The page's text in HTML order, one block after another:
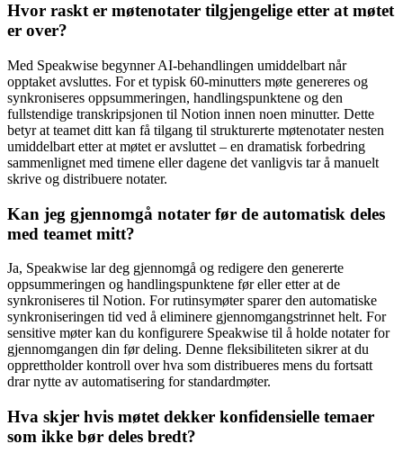
Hvor raskt er møtenotater tilgjengelige etter at møtet
er over?
Med Speakwise begynner AI-behandlingen umiddelbart når
opptaket avsluttes. For et typisk 60-minutters møte genereres og
synkroniseres oppsummeringen, handlingspunktene og den
fullstendige transkripsjonen til Notion innen noen minutter. Dette
betyr at teamet ditt kan få tilgang til strukturerte møtenotater nesten
umiddelbart etter at møtet er avsluttet – en dramatisk forbedring
sammenlignet med timene eller dagene det vanligvis tar å manuelt
skrive og distribuere notater.
Kan jeg gjennomgå notater før de automatisk deles
med teamet mitt?
Ja, Speakwise lar deg gjennomgå og redigere den genererte
oppsummeringen og handlingspunktene før eller etter at de
synkroniseres til Notion. For rutinsymøter sparer den automatiske
synkroniseringen tid ved å eliminere gjennomgangstrinnet helt. For
sensitive møter kan du konfigurere Speakwise til å holde notater for
gjennomgangen din før deling. Denne fleksibiliteten sikrer at du
opprettholder kontroll over hva som distribueres mens du fortsatt
drar nytte av automatisering for standardmøter.
Hva skjer hvis møtet dekker konfidensielle temaer
som ikke bør deles bredt?